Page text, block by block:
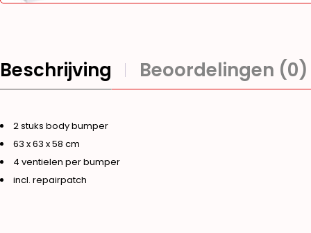
Beschrijving Beoordelingen (0)
2 stuks body bumper
63 x 63 x 58 cm
4 ventielen per bumper
incl. repairpatch